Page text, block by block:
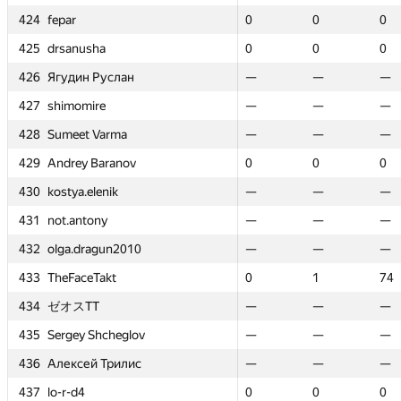
424 fepar 0 0
0
425 drsanusha 0 0
0
426 Ягудин Руслан — —
—
427 shimomire — —
—
428 Sumeet Varma — —
—
429 Andrey Baranov 0 0
0
430 kostya.elenik — —
—
431
not.antony — —
—
432 olga.dragun2010 — —
—
433 TheFaceTakt 0 1
74
434 ゼオスTT — —
—
435 Sergey Shcheglov — —
—
436 Алексей Трилис — —
—
437
lo-r-d4 0 0
0
—
0
—
0
0
—
—
—
0
0
0
—
—
0
1
0
0
0
424 fepar 0 0
0
425 drsanusha 0 0
0
426 Ягудин Руслан — —
—
427 shimomire — —
—
428 Sumeet Varma — —
—
429 Andrey Baranov 0 0
0
430 kostya.elenik — —
—
431
not.antony — —
—
432 olga.dragun2010 — —
—
433 TheFaceTakt 0 1
74
434 ゼオスTT — —
—
435 Sergey Shcheglov — —
—
436 Алексей Трилис — —
—
437
lo-r-d4 0 0
0
424 fepar 0 0
0
425 drsanusha 0 0
0
426 Ягудин Руслан — —
—
427 shimomire — —
—
428 Sumeet Varma — —
—
429 Andrey Baranov 0 0
0
430 kostya.elenik — —
—
431
not.antony — —
—
432 olga.dragun2010 — —
—
433 TheFaceTakt 0 1
74
434 ゼオスTT — —
—
435 Sergey Shcheglov — —
—
436 Алексей Трилис — —
—
437
lo-r-d4 0 0
0
—
0
—
0
0
—
—
—
0
0
0
—
—
0
1
0
0
0
424 fepar 0 0
0
425 drsanusha 0 0
0
426 Ягудин Руслан — —
—
427 shimomire — —
—
428 Sumeet Varma — —
—
429 Andrey Baranov 0 0
0
430 kostya.elenik — —
—
431
not.antony — —
—
432 olga.dragun2010 — —
—
433 TheFaceTakt 0 1
74
434 ゼオスTT — —
—
435 Sergey Shcheglov — —
—
436 Алексей Трилис — —
—
437
lo-r-d4 0 0
0